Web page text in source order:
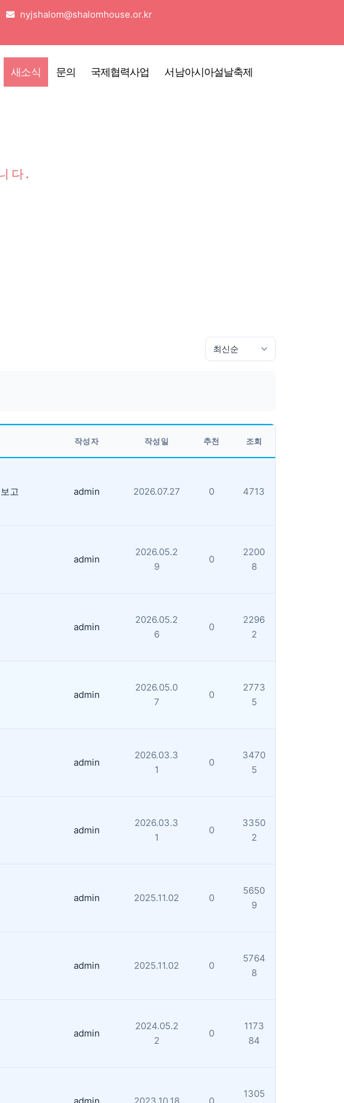
nyjshalom@shalomhouse.or.kr
새소식 문의 국제협력사업 서남아시아설날축제
다.
작성자 작성일 추천 조회
고 admin 2026.07.27 0 4713
admin
2026.05.2
9
0
2200
8
admin
2026.05.2
6
0
2296
2
admin
2026.05.0
7
0
2773
5
admin
2026.03.3
1
0
3470
5
admin
2026.03.3
1
0
3350
2
admin 2025.11.02 0
5650
9
admin 2025.11.02 0
5764
8
admin
2024.05.2
2
0
1173
84
1305